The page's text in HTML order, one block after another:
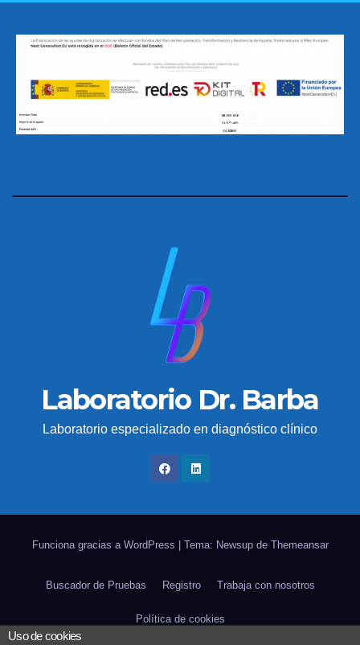
Laboratorio Dr. Barba
Laboratorio especializado en diagnóstico clínico
Funciona gracias a WordPress | Tema: Newsup de Themeansar
Buscador de Pruebas Registro Trabaja con nosotros
Política de cookies
Uso de cookies